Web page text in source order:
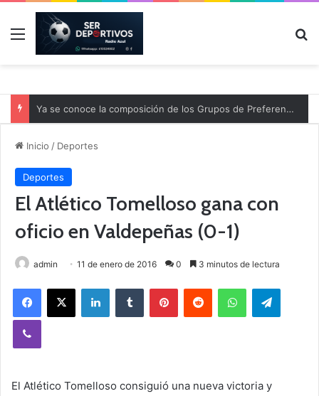
Menú
Ya se conoce la composición de los Grupos de Preferente y el calendario
Inicio / Deportes
Deportes
El Atlético Tomelloso gana con
oficio en Valdepeñas (0-1)
admin 11 de enero de 2016 0 3 minutos de lectura
El Atlético Tomelloso consiguió una nueva victoria y